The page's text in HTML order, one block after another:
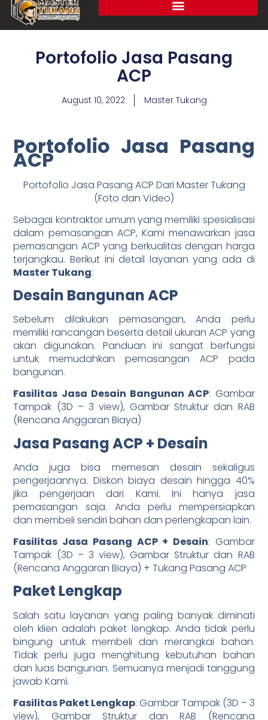
Portofolio Jasa Pasang
ACP
August 10, 2022 Master Tukang
Portofolio Jasa Pasang
ACP
Portofolio Jasa Pasang ACP Dari Master Tukang
(Foto dan Video)
Sebagai kontraktor umum yang memiliki spesialisasi
dalam pemasangan ACP, Kami menawarkan jasa
pemasangan ACP yang berkualitas dengan harga
terjangkau. Berikut ini detail layanan yang ada di
Master Tukang:
Desain Bangunan ACP
Sebelum dilakukan pemasangan, Anda perlu
memiliki rancangan beserta detail ukuran ACP yang
akan digunakan. Panduan ini sangat berfungsi
untuk memudahkan pemasangan ACP pada
bangunan.
Fasilitas Jasa Desain Bangunan ACP: Gambar
Tampak (3D – 3 view), Gambar Struktur dan RAB
(Rencana Anggaran Biaya)
Jasa Pasang ACP + Desain
Anda juga bisa memesan desain sekaligus
pengerjaannya. Diskon biaya desain hingga 40%
jika pengerjaan dari Kami. Ini hanya jasa
pemasangan saja. Anda perlu mempersiapkan
dan membeli sendiri bahan dan perlengkapan lain.
Fasilitas Jasa Pasang ACP + Desain: Gambar
Tampak (3D – 3 view), Gambar Struktur dan RAB
(Rencana Anggaran Biaya) + Tukang Pasang ACP
Paket Lengkap
Salah satu layanan yang paling banyak diminati
oleh klien adalah paket lengkap. Anda tidak perlu
bingung untuk membeli dan merangkai bahan.
Tidak perlu juga menghitung kebutuhan bahan
dan luas bangunan. Semuanya menjadi tanggung
jawab Kami.
Fasilitas Paket Lengkap: Gambar Tampak (3D – 3
view), Gambar Struktur dan RAB (Rencana